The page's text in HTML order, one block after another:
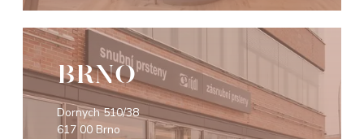
BRNO
Dornych 510/38
617 00 Brno